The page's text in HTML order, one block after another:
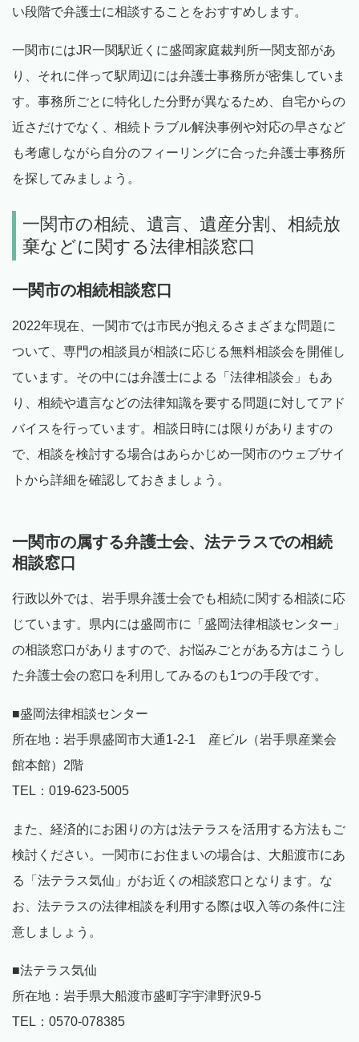
い段階で弁護士に相談することをおすすめします。
一関市にはJR一関駅近くに盛岡家庭裁判所一関支部があ
り、それに伴って駅周辺には弁護士事務所が密集していま
す。事務所ごとに特化した分野が異なるため、自宅からの
近さだけでなく、相続トラブル解決事例や対応の早さなど
も考慮しながら自分のフィーリングに合った弁護士事務所
を探してみましょう。
一関市の相続、遺言、遺産分割、相続放
棄などに関する法律相談窓口
一関市の相続相談窓口
2022年現在、一関市では市民が抱えるさまざまな問題に
ついて、専門の相談員が相談に応じる無料相談会を開催し
ています。その中には弁護士による「法律相談会」もあ
り、相続や遺言などの法律知識を要する問題に対してアド
バイスを行っています。相談日時には限りがありますの
で、相談を検討する場合はあらかじめ一関市のウェブサイ
トから詳細を確認しておきましょう。
一関市の属する弁護士会、法テラスでの相続
相談窓口
行政以外では、岩手県弁護士会でも相続に関する相談に応
じています。県内には盛岡市に「盛岡法律相談センター」
の相談窓口がありますので、お悩みごとがある方はこうし
た弁護士会の窓口を利用してみるのも1つの手段です。
■盛岡法律相談センター
所在地：岩手県盛岡市大通1-2-1 産ビル（岩手県産業会
館本館）2階
TEL：019-623-5005
また、経済的にお困りの方は法テラスを活用する方法もご
検討ください。一関市にお住まいの場合は、大船渡市にあ
る「法テラス気仙」がお近くの相談窓口となります。な
お、法テラスの法律相談を利用する際は収入等の条件に注
意しましょう。
■法テラス気仙
所在地：岩手県大船渡市盛町字宇津野沢9-5
TEL：0570-078385